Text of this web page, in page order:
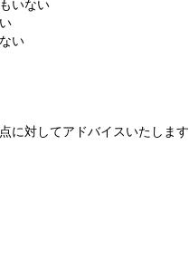
いない
い
に対してアドバイスいたします